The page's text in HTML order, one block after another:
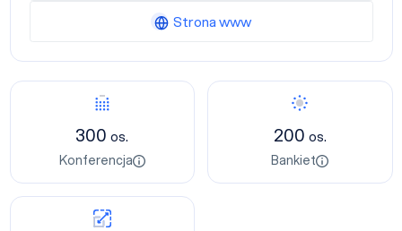
300os.
Konferencja
200 os.
Bankiet
Strona www